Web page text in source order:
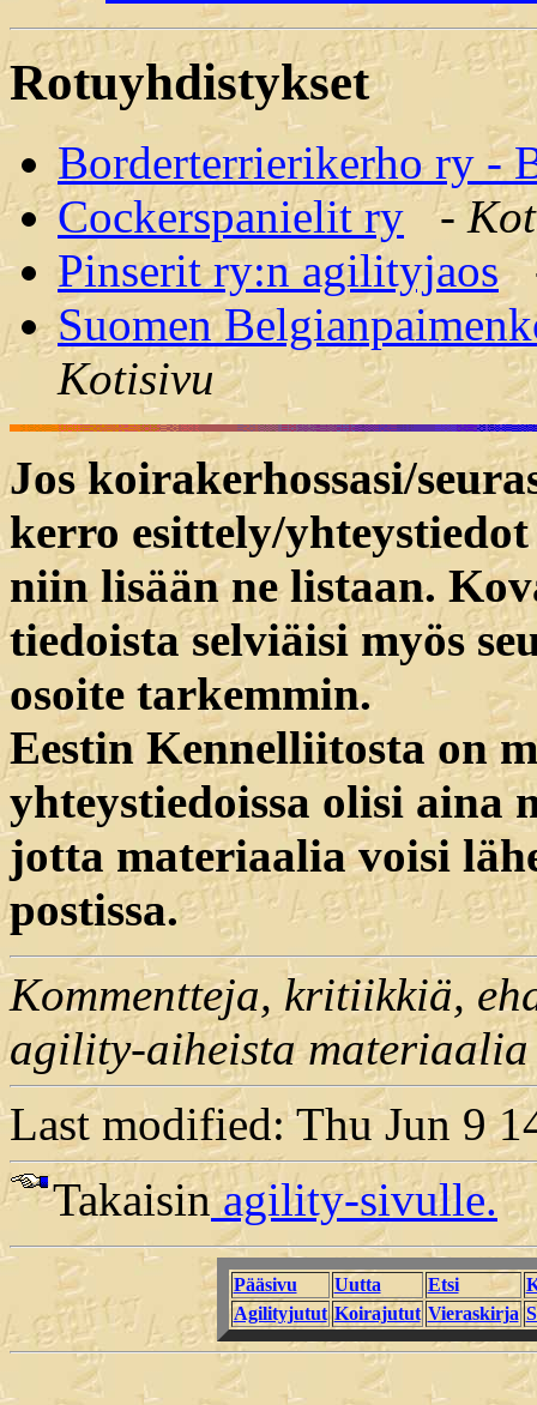
Rotuyhdistykset
Borderterrierikerho ry -
Cockerspanielit ry -
Pinserit ry:n agilityjaos
Suomen
Kotisivu
Jos koirakerhossasi/
kerro esittely/
niin lisään ne listaan.
tiedoista selviäisi myös
osoite tarkemmin.
Eestin Kennelliitosta on
yhteystiedoissa olisi aina
jotta materiaalia voisi
postissa.
Kommentteja, kritiikkiä,
agility-aiheista
Last modified: Thu Jun 9
Takaisinagility-sivulle.
Pääsivu Uutta Etsi
Agilityjutut Koirajutut Vieraskirja